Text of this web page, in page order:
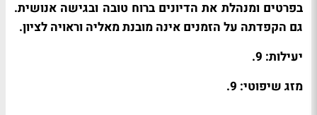
בפרטים ומנהלת את הדיונים ברוח טובה ובגישה אנושית.
גם הקפדתה על הזמנים אינה מובנת מאליה וראויה לציון.
יעילות: 9.
מזג שיפוטי: 9.